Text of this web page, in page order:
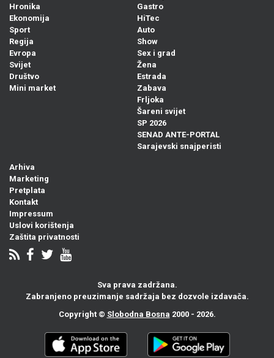
Hronika
Ekonomija
Sport
Regija
Evropa
Svijet
Društvo
Mini market
Gastro
HiTec
Auto
Show
Sex i grad
Žena
Estrada
Zabava
Frljoka
Šareni svijet
SP 2026
SENAD ANTE-PORTAL
Sarajevski snajperisti
Arhiva
Marketing
Pretplata
Kontakt
Impressum
Uslovi korištenja
Zaštita privatnosti
Sva prava zadržana.
Zabranjeno preuzimanje sadržaja bez dozvole izdavača.
Copyright © Slobodna Bosna 2000 - 2026.